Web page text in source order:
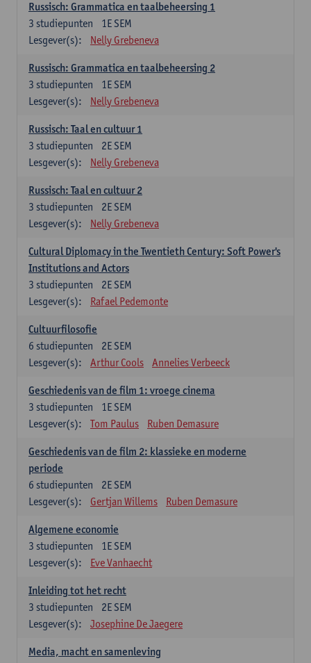
Russisch: Grammatica en taalbeheersing 1
1E SEM
3 studiepunten
Lesgever(s):
Nelly Grebeneva
Russisch: Grammatica en taalbeheersing 2
1E SEM
3 studiepunten
Lesgever(s):
Nelly Grebeneva
Russisch: Taal en cultuur 1
2E SEM
3 studiepunten
Lesgever(s):
Nelly Grebeneva
Russisch: Taal en cultuur 2
2E SEM
3 studiepunten
Lesgever(s):
Nelly Grebeneva
Cultural Diplomacy in the Twentieth Century: Soft Power's
Institutions and Actors
2E SEM
3 studiepunten
Lesgever(s):
Rafael Pedemonte
Cultuurfilosofie
2E SEM
6 studiepunten
Lesgever(s):
Arthur Cools Annelies Verbeeck
Geschiedenis van de film 1: vroege cinema
1E SEM
3 studiepunten
Lesgever(s):
Tom Paulus Ruben Demasure
Geschiedenis van de film 2: klassieke en moderne
periode
2E SEM
6 studiepunten
Lesgever(s):
Gertjan Willems Ruben Demasure
Algemene economie
1E SEM
3 studiepunten
Lesgever(s):
Eve Vanhaecht
Inleiding tot het recht
2E SEM
3 studiepunten
Lesgever(s):
Josephine De Jaegere
Media, macht en samenleving